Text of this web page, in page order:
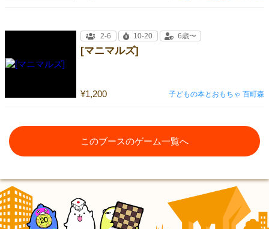
[マニマルズ]
¥1,200
2-6 10-20 6歳〜
子どもの本とおもちゃ 百町森
このブースのゲーム一覧へ